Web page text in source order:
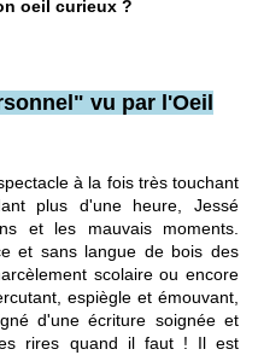
oeil curieux ?
vu par l'Oeil
à la fois très touchant
plus d'une heure, Jessé
et les mauvais moments.
et sans langue de bois des
scolaire ou encore
espiègle et émouvant,
d'une écriture soignée et
rires quand il faut ! Il est